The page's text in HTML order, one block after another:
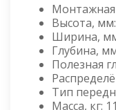
Монтажная
Высота,
Ширина,
Глубина,
Полезная
Тип
Масса, кг: